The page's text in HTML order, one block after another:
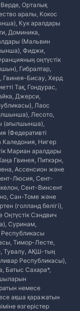
Орталық
аралы, Кокос
Кук аралдары
Доминика,
(Мальвин
Фиджи,
оңтүстік
Гибралтар,
Гвинея-Бисау, Херд
Тақ, Гондурас,
Джерси,
Лаос
Лесото,
(ағылшынша),
(Федеративті
Каледония, Нигер
Мариан аралдары
Гвинея, Питкэрн,
Ассенсион және
Люсия, Сент-
Сент-Винсент
Сан-Томе және
(голланд бөлігі),
Сэндвич
Суринам,
Тимор-Лесте,
Тувалу, АҚШ-тың
Республикасы),
Батыс Сахара*,
немесе
ақша қаражатын
өзгерістер